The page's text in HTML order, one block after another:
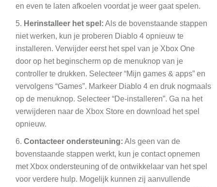
en even te laten afkoelen voordat je weer gaat spelen.
Herinstalleer het spel: Als de bovenstaande stappen
niet werken, kun je proberen Diablo 4 opnieuw te
installeren. Verwijder eerst het spel van je Xbox One
door op het beginscherm op de menuknop van je
controller te drukken. Selecteer “Mijn games & apps” en
vervolgens “Games”. Markeer Diablo 4 en druk nogmaals
op de menuknop. Selecteer “De-installeren”. Ga na het
verwijderen naar de Xbox Store en download het spel
opnieuw.
Contacteer ondersteuning: Als geen van de
bovenstaande stappen werkt, kun je contact opnemen
met Xbox ondersteuning of de ontwikkelaar van het spel
voor verdere hulp. Mogelijk kunnen zij aanvullende